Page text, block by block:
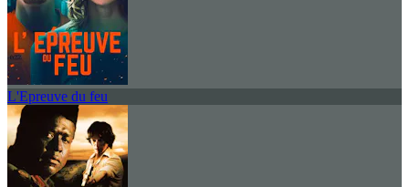
L'Epreuve du feu